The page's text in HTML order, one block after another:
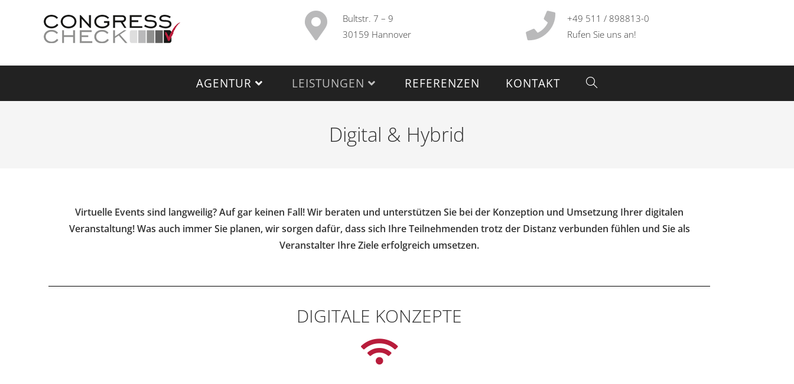
Bultstr. 7 – 9
30159 Hannover
+49 511 / 898813-0
Rufen Sie uns an!
AGENTUR LEISTUNGEN REFERENZEN KONTAKT
Digital & Hybrid
Virtuelle Events sind langweilig? Auf gar keinen Fall! Wir beraten und unterstützen Sie bei der Konzeption und Umsetzung Ihrer digitalen
Veranstaltung! Was auch immer Sie planen, wir sorgen dafür, dass sich Ihre Teilnehmenden trotz der Distanz verbunden fühlen und Sie als
Veranstalter Ihre Ziele erfolgreich umsetzen.
DIGITALE KONZEPTE